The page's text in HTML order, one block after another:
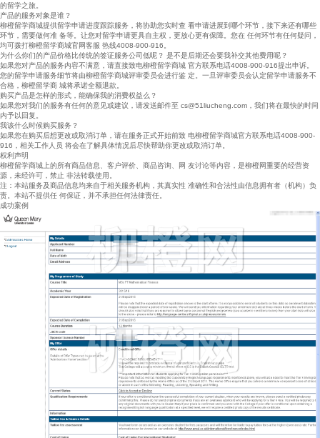
的留学之旅。
产品的服务对象是谁？
柳橙留学商城提供留学申请进度跟踪服务，将协助您实时查 看申请进展到哪个环节，接下来还有哪些
环节，需要做何准 备等。让您对留学申请更具自主权，更放心更有保障。您在 任何环节有任何疑问，
均可拨打柳橙留学商城官网客服 热线4008-900-916。
为什么你们的产品价格比传统的签证服务公司低呢？ 是不是后期还会要我补交其他费用呢？
如果您对产品的服务内容不满意，请直接致电柳橙留学商城 官方联系电话4008-900-916提出申诉。
您的留学申请服务细节将由柳橙留学商城评审委员会进行鉴 定。一旦评审委员会认定留学申请服务不
合格，柳橙留学商 城将承诺全额退款。
购买产品是怎样的形式，能确保我的消费权益么？
如果您对我们的服务有任何的意见或建议，请发送邮件至 cs@51liucheng.com，我们将在最快的时间
内予以回复。
我该什么时候购买服务？
如果您在购买后想更改或取消订单，请在服务正式开始前致 电柳橙留学商城官方联系电话4008-900-
916，相关工作人员 将会在了解具体情况后尽快帮助你更改或取消订单。
权利声明
柳橙留学商城上的所有商品信息、客户评价、商品咨询、网 友讨论等内容，是柳橙网重要的经营资
源，未经许可，禁止 非法转载使用。
注：本站服务及商品信息均来自于相关服务机构，其真实性 准确性和合法性由信息拥有者（机构）负
责。本站不提供任 何保证，并不承担任何法律责任。
成功案例